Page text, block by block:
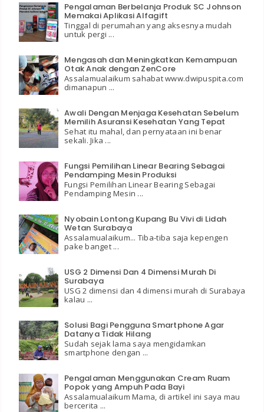
Pengalaman Berbelanja Produk SC Johnson
Memakai Aplikasi Alfagift
Tinggal di perumahan yang aksesnya mudah
untuk pergi ...
Mengasah dan Meningkatkan Kemampuan
Otak Anak dengan ZenCore
Assalamualaikum sahabat www.dwipuspita.com
dimanapun ...
Awali Dengan Menjaga Kesehatan Sebelum
Memilih Asuransi Kesehatan Yang Tepat
Sehat itu mahal, dan pernyataan ini benar
sekali. Jika ...
Fungsi Pemilihan Linear Bearing Sebagai
Pendamping Mesin Produksi
Fungsi Pemilihan Linear Bearing Sebagai
Pendamping Mesin ...
Nyobain Lontong Kupang Bu Vivi di Lidah
Wetan Surabaya
Assalamualaikum... Tiba-tiba saja kepengen
pake banget ...
USG 2 Dimensi Dan 4 Dimensi Murah Di
Surabaya
USG 2 dimensi dan 4 dimensi murah di Surabaya
kalau ...
Solusi Bagi Pengguna Smartphone Agar
Datanya Tidak Hilang
Sudah sejak lama saya mengidamkan
smartphone dengan ...
Pengalaman Menggunakan Cream Ruam
Popok yang Ampuh Pada Bayi
Assalamualaikum Mama, di artikel ini saya mau
bercerita ...